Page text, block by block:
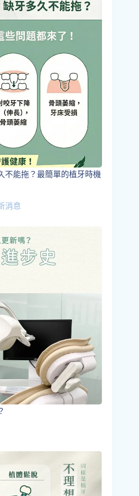
不能拖？最簡單的植牙時機
消息